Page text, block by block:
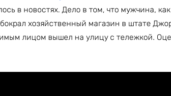
в новостях. Дело в том, что мужчина,
хозяйственный магазин в штате
лицом вышел на улицу с тележкой.